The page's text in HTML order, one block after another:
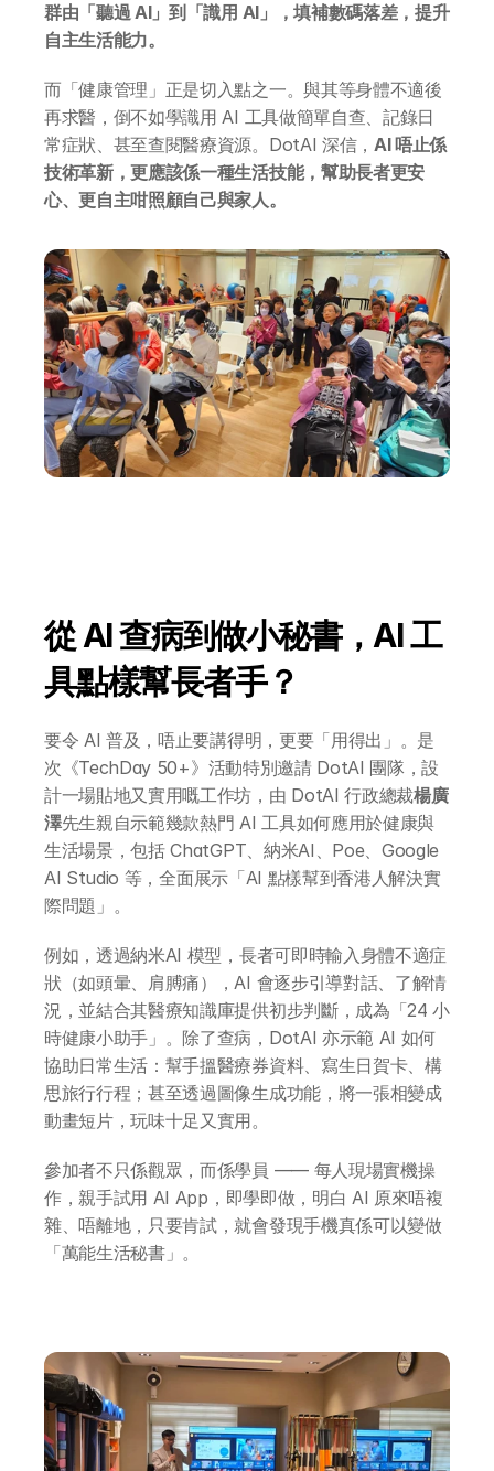
群由「聽過 AI」到「識用 AI」，填補數碼落差，提升
自主生活能力。
而「健康管理」正是切入點之一。與其等身體不適後
再求醫，倒不如學識用 AI 工具做簡單自查、記錄日
常症狀、甚至查閱醫療資源。DotAI 深信， AI 唔止係
技術革新，更應該係一種生活技能，幫助長者更安
心、更自主咁照顧自己與家人。
從 AI 查病到做小秘書，AI 工
具點樣幫長者手？
要令 AI 普及，唔止要講得明，更要「用得出」。是
次《TechDay 50+》活動特別邀請 DotAI 團隊，設
計一場貼地又實用嘅工作坊，由 DotAI 行政總裁楊廣
澤先生親自示範幾款熱門 AI 工具如何應用於健康與
生活場景，包括 ChatGPT、納米AI、Poe、Google
AI Studio 等，全面展示「AI 點樣幫到香港人解決實
際問題」。
例如，透過納米AI 模型，長者可即時輸入身體不適症
狀（如頭暈、肩膊痛），AI 會逐步引導對話、了解情
況，並結合其醫療知識庫提供初步判斷，成為「24 小
時健康小助手」。除了查病，DotAI 亦示範 AI 如何
協助日常生活：幫手搵醫療券資料、寫生日賀卡、構
思旅行行程；甚至透過圖像生成功能，將一張相變成
動畫短片，玩味十足又實用。
參加者不只係觀眾，而係學員 —— 每人現場實機操
作，親手試用 AI App，即學即做，明白 AI 原來唔複
雜、唔離地，只要肯試，就會發現手機真係可以變做
「萬能生活秘書」。